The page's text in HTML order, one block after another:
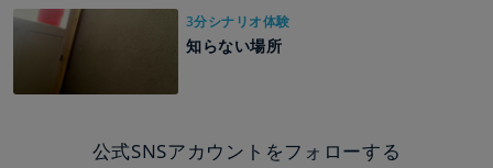
3分シナリオ体験
知らない場所
公式SNSアカウントをフォローする